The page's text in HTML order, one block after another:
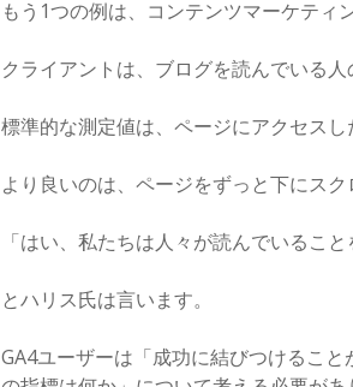
もう1つの例は、コンテンツマーケティ
クライアントは、ブログを読んでいる人
標準的な測定値は、ページにアクセス
より良いのは、ページをずっと下にスク
「はい、私たちは人々が読んでいること
とハリス氏は言います。
GA4ユーザーは「成功に結びつけるこ